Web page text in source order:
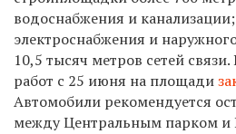
водоснабжения и
электроснабжения и
10,5 тысяч метров сетей связи.
работ с 25 июня на площади
Автомобили рекомендуется
между Центральным парком и